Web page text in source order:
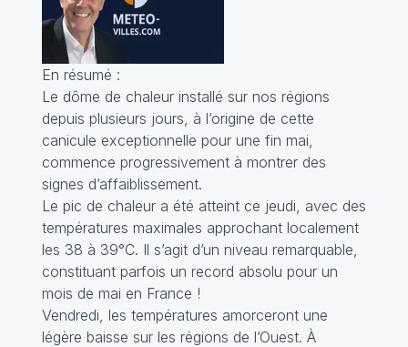
En résumé :
Le dôme de chaleur installé sur nos régions
depuis plusieurs jours, à l’origine de cette
canicule exceptionnelle pour une fin mai,
commence progressivement à montrer des
signes d’affaiblissement.
Le pic de chaleur a été atteint ce jeudi, avec des
températures maximales approchant localement
les 38 à 39°C. Il s’agit d’un niveau remarquable,
constituant parfois un record absolu pour un
mois de mai en France !
Vendredi, les températures amorceront une
légère baisse sur les régions de l’Ouest. À